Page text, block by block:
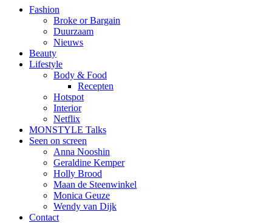
Fashion
Broke or Bargain
Duurzaam
Nieuws
Beauty
Lifestyle
Body & Food
Recepten
Hotspot
Interior
Netflix
MONSTYLE Talks
Seen on screen
Anna Nooshin
Geraldine Kemper
Holly Brood
Maan de Steenwinkel
Monica Geuze
Wendy van Dijk
Contact